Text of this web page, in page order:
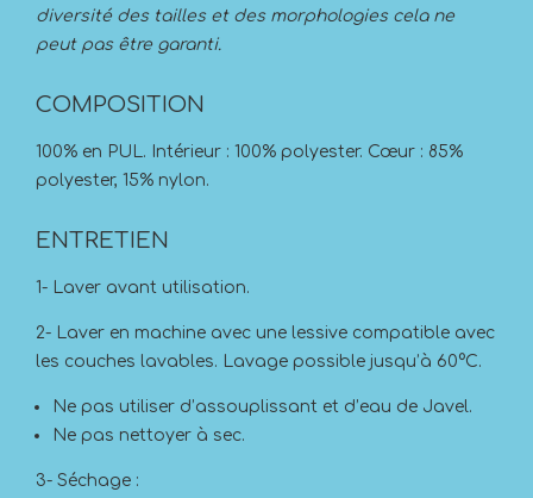
diversité des tailles et des morphologies cela ne
peut pas être garanti.
COMPOSITION
100% en PUL. Intérieur : 100% polyester. Cœur : 85%
polyester, 15% nylon.
ENTRETIEN
1- Laver avant utilisation.
2- Laver en machine avec une lessive compatible avec
les couches lavables. Lavage possible jusqu’à 60°C.
Ne pas utiliser d’assouplissant et d’eau de Javel.
Ne pas nettoyer à sec.
3- Séchage :